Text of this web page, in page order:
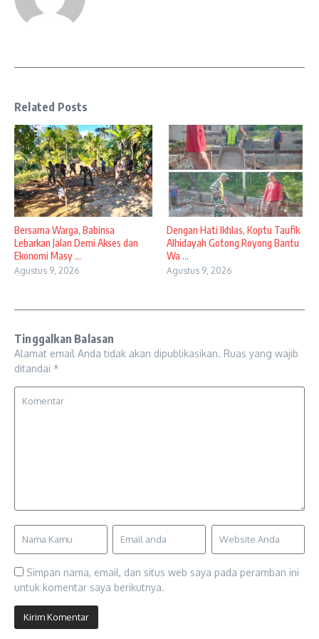
Related Posts
Bersama Warga, Babinsa
Lebarkan Jalan Demi Akses dan
Ekonomi Masy ...
Agustus 9, 2026
Dengan Hati Ikhlas, Koptu Taufik
Alhidayah Gotong Royong Bantu
Wa ...
Agustus 9, 2026
Tinggalkan Balasan
Alamat email Anda tidak akan dipublikasikan. Ruas yang wajib
ditandai *
Simpan nama, email, dan situs web saya pada peramban ini
untuk komentar saya berikutnya.